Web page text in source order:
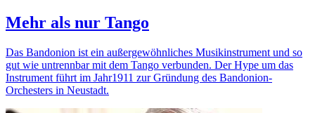
Mehr als nur Tango
Das Bandonion ist ein außergewöhnliches Musikinstrument und so
gut wie untrennbar mit dem Tango verbunden. Der Hype um das
Instrument führt im Jahr1911 zur Gründung des Bandonion-
Orchesters in Neustadt.